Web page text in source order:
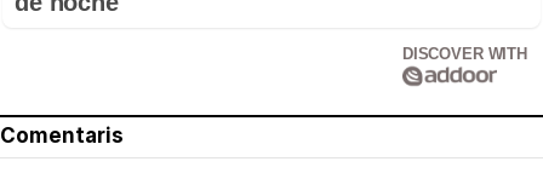
DISCOVER WITH
Comentaris